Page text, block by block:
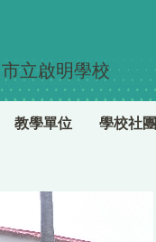
立啟明學校
教學單位 學校社團